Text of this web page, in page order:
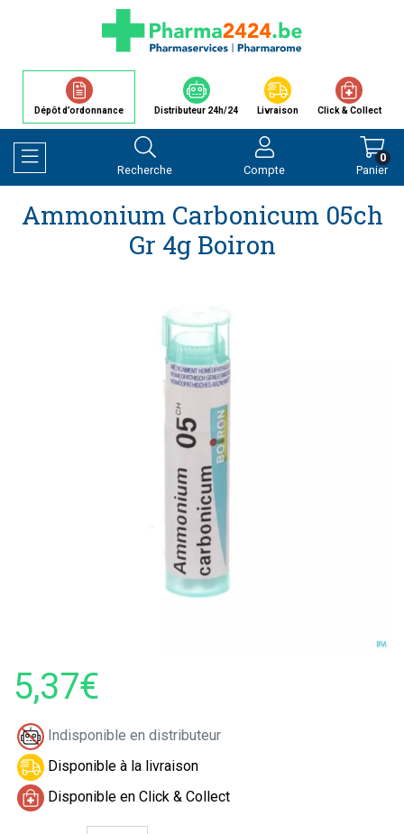
Dépôt d’ordonnance Distributeur 24h/24 Livraison Click & Collect
Afficher la navigation
Recherche Compte Panier
0
Ammonium Carbonicum 05ch
Gr 4g Boiron
5,37€
Indisponible en distributeur
Disponible à la livraison
Disponible en Click & Collect